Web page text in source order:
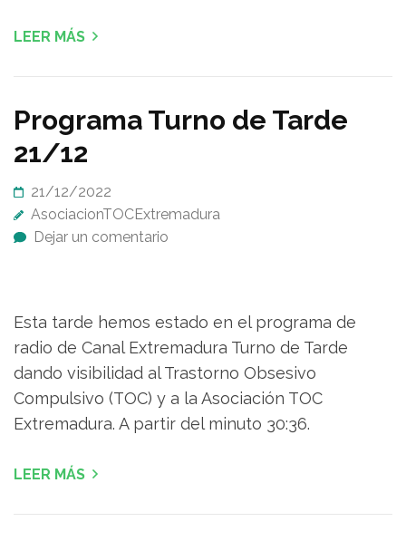
LEER MÁS
Programa Turno de Tarde
21/12
21/12/2022
AsociacionTOCExtremadura
Dejar un comentario
Esta tarde hemos estado en el programa de
radio de Canal Extremadura Turno de Tarde
dando visibilidad al Trastorno Obsesivo
Compulsivo (TOC) y a la Asociación TOC
Extremadura. A partir del minuto 30:36.
LEER MÁS